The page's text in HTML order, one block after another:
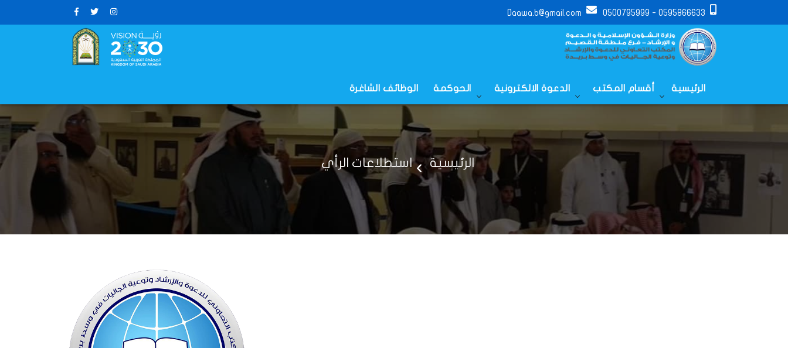
0595866633 - 0500795999
Daawa.b@gmail.com
الرئيسية أقسام المكتب الدعوة الالكترونية الحوكمة الوظائف الشاغرة
الرئيسية استطلاعات الرأي